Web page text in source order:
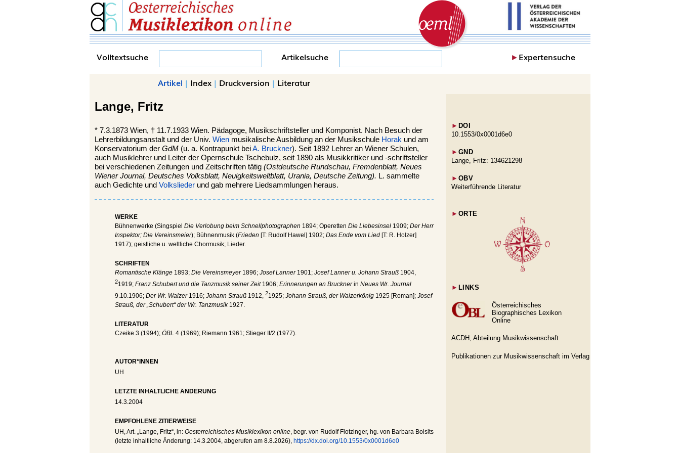
Volltextsuche Artikelsuche ►Expertensuche
Artikel | Index | Druckversion | Literatur
Lange, Fritz
* 7.3.1873 Wien, † 11.7.1933 Wien. Pädagoge, Musikschriftsteller und Komponist. Nach Besuch der
Lehrerbildungsanstalt und der Univ. Wien musikalische Ausbildung an der Musikschule Horak und am
Konservatorium der GdM (u. a. Kontrapunkt beiA. Bruckner). Seit 1892 Lehrer an Wiener Schulen,
auch Musiklehrer und Leiter der Opernschule Tschebulz, seit 1890 als Musikkritiker und -schriftsteller
bei verschiedenen Zeitungen und Zeitschriften tätig (Ostdeutsche Rundschau, Fremdenblatt, Neues
Wiener Journal, Deutsches Volksblatt, Neuigkeitsweltblatt, Urania, Deutsche Zeitung). L. sammelte
auch Gedichte und Volkslieder und gab mehrere Liedsammlungen heraus.
WERKE
Bühnenwerke (Singspiel Die Verlobung beim Schnellphotographen 1894; Operetten Die Liebesinsel 1909; Der Herr
Inspektor; Die Vereinsmeier); Bühnenmusik (Frieden [T: Rudolf Hawel] 1902; Das Ende vom Lied [T: R. Holzer]
1917); geistliche u. weltliche Chormusik; Lieder.
SCHRIFTEN
Romantische Klänge 1893; Die Vereinsmeyer1896; Josef Lanner1901; Josef Lanner u. Johann Strauß 1904,
21919; Franz Schubert und die Tanzmusik seiner Zeit1906; Erinnerungen an Brucknerin Neues Wr. Journal
9.10.1906; Der Wr. Walzer1916; Johann Strauß 1912, 21925; Johann Strauß, der Walzerkönig 1925 [Roman]; Josef
Strauß, der „Schubert“ der Wr. Tanzmusik1927.
LITERATUR
Czeike 3 (1994); ÖBL 4 (1969); Riemann 1961; Stieger II/2 (1977).
AUTOR*INNEN
UH
LETZTE INHALTLICHE ÄNDERUNG
14.3.2004
EMPFOHLENE ZITIERWEISE
UH , Art. „Lange, Fritz“, in: Oesterreichisches Musiklexikon online, begr. von Rudolf Flotzinger, hg. von Barbara Boisits
(letzte inhaltliche Änderung: 14.3.2004, abgerufen am 8.8.2026), https://dx.doi.org/10.1553/0x0001d6e0
► DOI
10.1553/0x0001d6e0
► GND
Lange, Fritz: 134621298
► OBV
Weiterführende Literatur
► ORTE
► LINKS
Österreichisches
Biographisches Lexikon
Online
ACDH, Abteilung Musikwissenschaft
Publikationen zur Musikwissenschaft im Verlag